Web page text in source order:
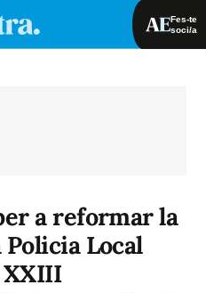
Fes-te
soci/a
a reformar la
Local
XXIII